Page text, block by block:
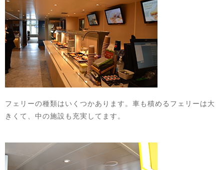
フェリーの種類はいくつかあります。車も積めるフェリーは大
きくて、中の施設も充実してます。